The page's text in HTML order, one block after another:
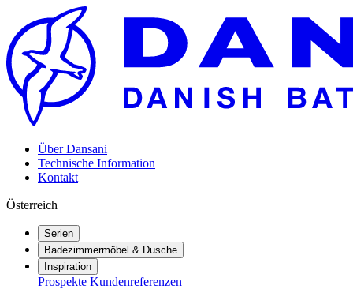
Über Dansani
Technische Information
Kontakt
Österreich
Serien
Badezimmermöbel & Dusche
Inspiration
Prospekte Kundenreferenzen